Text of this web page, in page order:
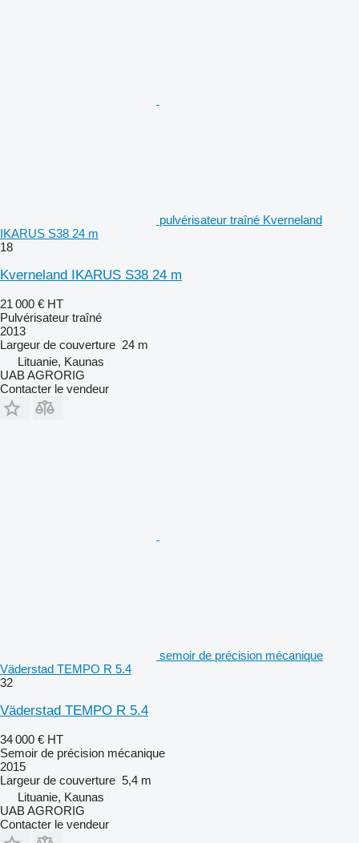
pulvérisateur traîné Kverneland
IKARUS S38 24 m
18
Kverneland IKARUS S38 24 m
21 000 € HT
Pulvérisateur traîné
2013
Largeur de couverture 24 m
Lituanie, Kaunas
UAB AGRORIG
Contacter le vendeur
semoir de précision mécanique
Väderstad TEMPO R 5.4
32
Väderstad TEMPO R 5.4
34 000 € HT
Semoir de précision mécanique
2015
Largeur de couverture 5,4 m
Lituanie, Kaunas
UAB AGRORIG
Contacter le vendeur